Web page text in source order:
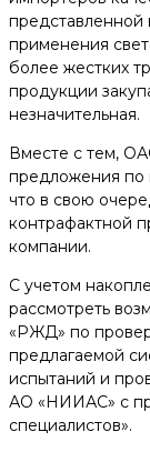
представленной
применения
более жестких
продукции
незначительная.
Вместе с тем,
предложения по
что в свою
контрафактной
компании.
С учетом
рассмотреть
«РЖД» по
предлагаемой
испытаний и
АО «НИИАС» с
специалистов».